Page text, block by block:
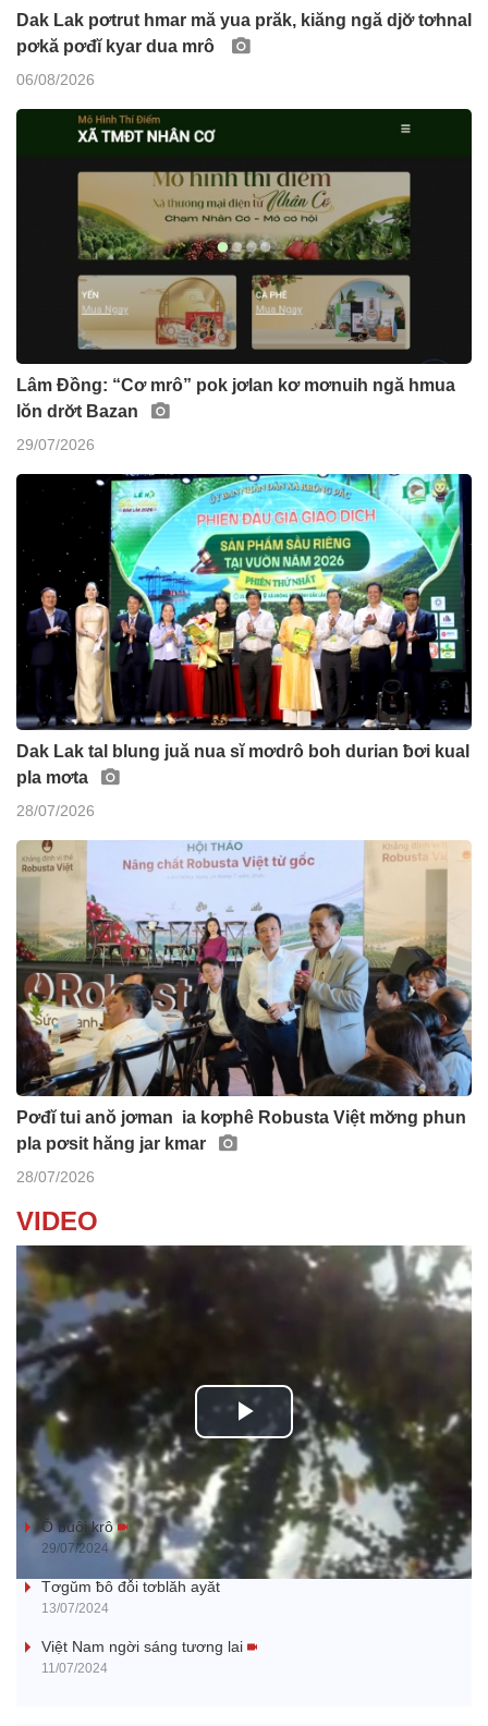
Dak Lak pơtrut hmar mă yua prăk, kiăng ngă djơ̆ tơhnal
pơkă pơđĭ kyar dua mrô
06/08/2026
Lâm Đồng: “Cơ mrô” pok jơlan kơ mơnuih ngă hmua
lŏn drơ̆t Bazan
29/07/2026
Dak Lak tal blung juă nua sĭ mơdrô boh durian ƀơi kual
pla mơta
28/07/2026
Pơđĭ tui anŏ jơman ia kơphê Robusta Việt mơ̆ng phun
pla pơsit hăng jar kmar
28/07/2026
VIDEO
P
l
a
y
Klêi mtă mtăn kơ jih jang
Ŏ buôi krô
29/07/2024
Tơgŭm ƀô đô̆i tơblăh ayăt
13/07/2024
Việt Nam ngời sáng tương lai
11/07/2024